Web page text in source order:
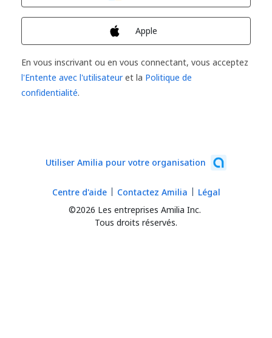
Apple
En vous inscrivant ou en vous connectant, vous acceptez
l'Entente avec l'utilisateuret la Politique de
confidentialité.
Utiliser Amilia pour votre organisation
©2026 Les entreprises Amilia Inc.
Tous droits réservés.
Centre d'aide Contactez Amilia Légal